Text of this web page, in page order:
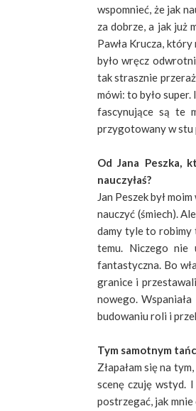
wspomnieć, że jak
za dobrze, a jak już
Pawła Krucza, który
było wręcz
tak strasznie
mówi: to było
fascynujące są te
przygotowany w stu
Od Jana Peszka,
nauczyłaś?
Jan Peszek był
nauczyć (śmiech).
damy tyle to robimy
temu. Niczego
fantastyczna. Bo
granice i
nowego.
budowaniu roli i
Tym samotnym
Złapałam się na
scenę czuję wstyd.
postrzegać, jak